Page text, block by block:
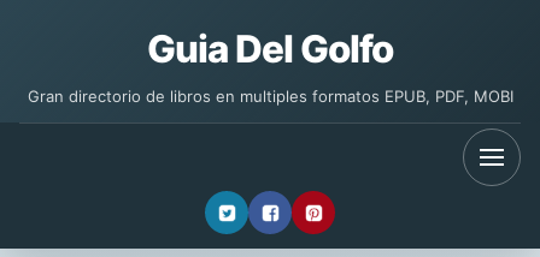
Guia Del Golfo
Gran directorio de libros en multiples formatos EPUB, PDF, MOBI